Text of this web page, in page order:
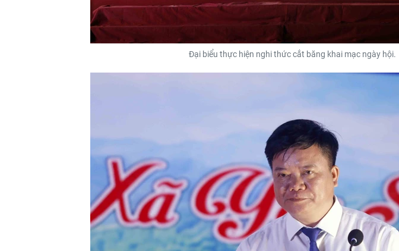
Đại biểu thực hiện nghi thức cắt băng khai mạc ngày hội.